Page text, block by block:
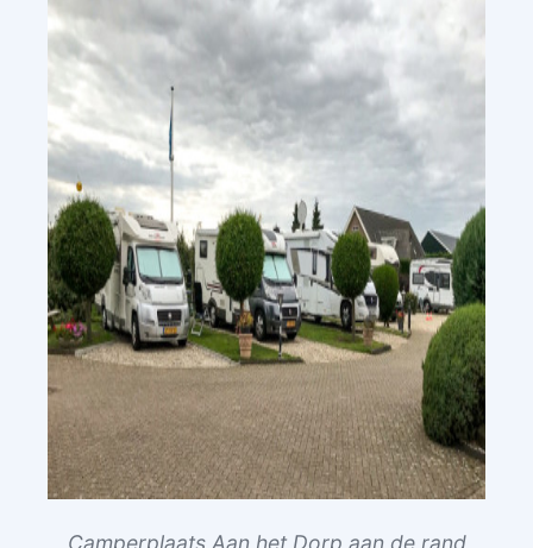
Camperplaats Aan het Dorp aan de rand